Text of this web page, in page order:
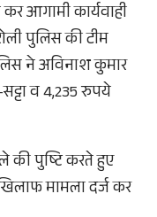
आगामी कार्यवाही
पुलिस की टीम
ने अविनाश कुमार
व 4,235 रुपये
की पुष्टि करते हुए
मामला दर्ज कर